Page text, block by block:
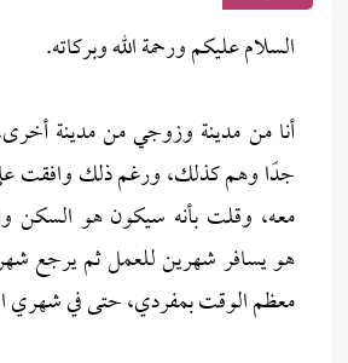
السلام عليكم ورحمة الله وبركاته.
أنا من مدينة وزوجي من مدينة أخرى،
جدًا وهم كذلك، ورغم ذلك وافقت
معه، وقلت بأنه سيكون هو السكن
هو يسافر شهرين للعمل ثم يرجع
معظم الوقت بمفردي، حتى في شهري